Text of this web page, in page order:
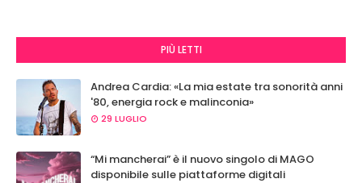
PIÙ LETTI
Andrea Cardia: «La mia estate tra sonorità anni
'80, energia rock e malinconia»
29 LUGLIO
“Mi mancherai” è il nuovo singolo di MAGO
disponibile sulle piattaforme digitali